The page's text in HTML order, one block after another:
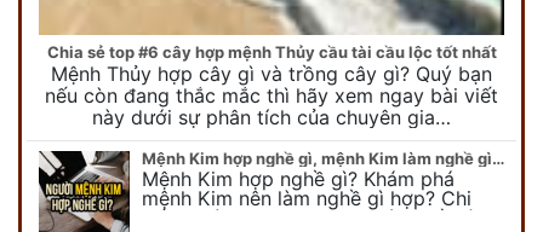
Chia sẻ top #6 cây hợp mệnh Thủy cầu tài cầu lộc tốt nhất
Mệnh Thủy hợp cây gì và trồng cây gì? Quý bạn
nếu còn đang thắc mắc thì hãy xem ngay bài viết
này dưới sự phân tích của chuyên gia…
Mệnh Kim hợp nghề gì, mệnh Kim làm nghề gì để #Phát Tài Lộc
Mệnh Kim hợp nghề gì? Khám phá
mệnh Kim nên làm nghề gì hợp? Chi
tiết người mang kim hợp với nghề gì sẽ